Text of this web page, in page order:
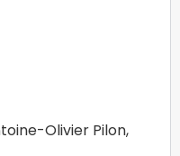
Olivier Pilon,